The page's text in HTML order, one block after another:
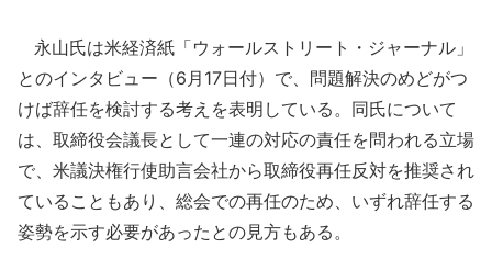
永山氏は米経済紙「ウォールストリート・ジャーナル」
とのインタビュー（6月17日付）で、問題解決のめどがつ
けば辞任を検討する考えを表明している。同氏について
は、取締役会議長として一連の対応の責任を問われる立場
で、米議決権行使助言会社から取締役再任反対を推奨され
ていることもあり、総会での再任のため、いずれ辞任する
姿勢を示す必要があったとの見方もある。